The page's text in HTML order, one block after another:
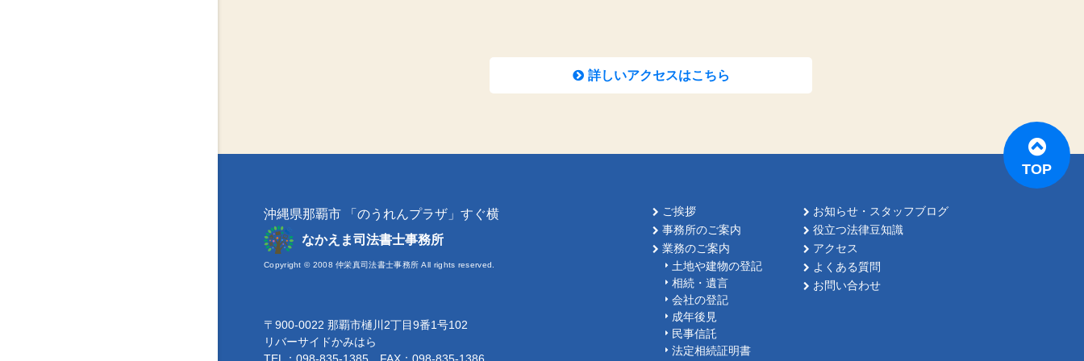
詳しいアクセスはこちら
TOP
沖縄県那覇市 「のうれんプラザ」すぐ横
なかえま司法書士事務所
Copyright © 2008 仲栄真司法書士事務所 All rights reserved.
〒900-0022 那覇市樋川2丁目9番1号102
リバーサイドかみはら
ご挨拶
事務所のご案内
業務のご案内
土地や建物の登記
相続・遺言
会社の登記
成年後見
民事信託
法定相続証明書
お知らせ・スタッフブログ
役立つ法律豆知識
アクセス
よくある質問
お問い合わせ